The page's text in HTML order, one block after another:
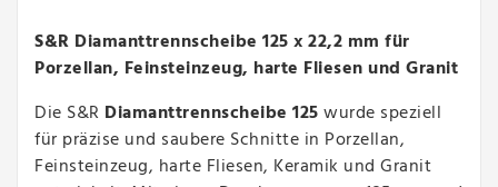
S&R Diamanttrennscheibe 125 x 22,2 mm für
Porzellan, Feinsteinzeug, harte Fliesen und Granit
Die S&R Diamanttrennscheibe 125wurde speziell
für präzise und saubere Schnitte in Porzellan,
Feinsteinzeug, harte Fliesen, Keramik und Granit